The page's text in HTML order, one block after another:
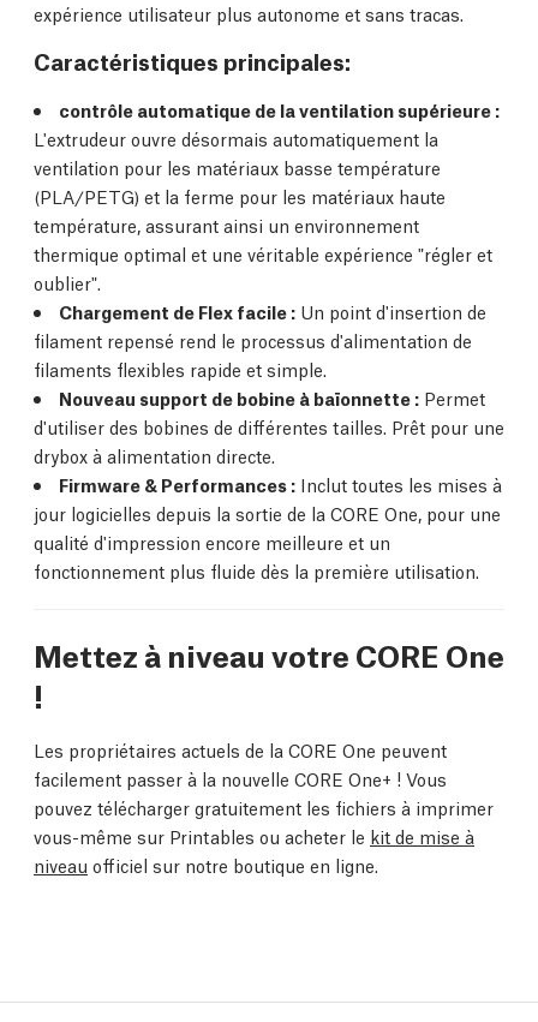
expérience utilisateur plus autonome et sans tracas.
Caractéristiques principales:
contrôle automatique de la ventilation supérieure :
L'extrudeur ouvre désormais automatiquement la
ventilation pour les matériaux basse température
(PLA/PETG) et la ferme pour les matériaux haute
température, assurant ainsi un environnement
thermique optimal et une véritable expérience "régler et
oublier".
Chargement de Flex facile : Un point d'insertion de
filament repensé rend le processus d'alimentation de
filaments flexibles rapide et simple.
Nouveau support de bobine à baïonnette : Permet
d'utiliser des bobines de différentes tailles. Prêt pour une
drybox à alimentation directe.
Firmware & Performances : Inclut toutes les mises à
jour logicielles depuis la sortie de la CORE One, pour une
qualité d'impression encore meilleure et un
fonctionnement plus fluide dès la première utilisation.
Mettez à niveau votre CORE One
!
Les propriétaires actuels de la CORE One peuvent
facilement passer à la nouvelle CORE One+ ! Vous
pouvez télécharger gratuitement les fichiers à imprimer
vous-même sur Printables ou acheter le kit de mise à
niveau officiel sur notre boutique en ligne.